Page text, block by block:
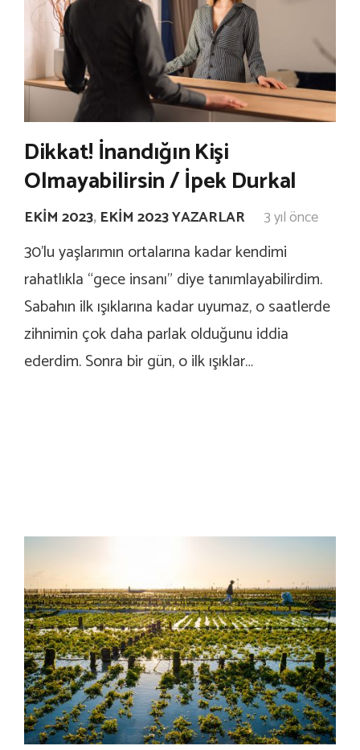
Dikkat! İnandığın Kişi
Olmayabilirsin / İpek Durkal
EKIM 2023, EKIM 2023 YAZARLAR 3 yıl önce
30’lu yaşlarımın ortalarına kadar kendimi
rahatlıkla “gece insanı” diye tanımlayabilirdim.
Sabahın ilk ışıklarına kadar uyumaz, o saatlerde
zihnimin çok daha parlak olduğunu iddia
ederdim. Sonra bir gün, o ilk ışıklar…